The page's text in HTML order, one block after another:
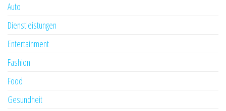
Auto
Dienstleistungen
Entertainment
Fashion
Food
Gesundheit